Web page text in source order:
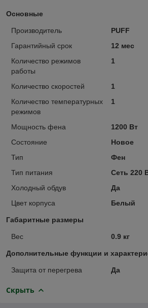
Основные
Производитель
PUFF
Гарантийный срок
12 мес
Количество режимов
работы
1
Количество скоростей
1
Количество температурных
режимов
1
Мощность фена
1200 Вт
Состояние
Новое
Тип
Фен
Тип питания
Сеть 220
Холодный обдув
Да
Цвет корпуса
Белый
Габаритные размеры
Вес 0.9 кг
Дополнительные функции и
Защита от перегрева Да
Скрыть